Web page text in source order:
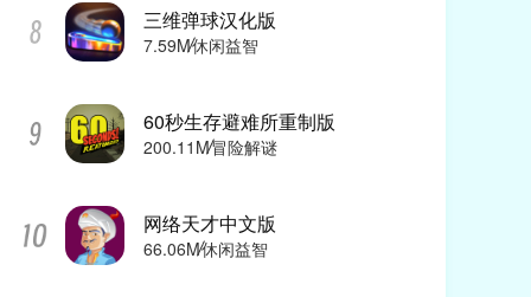
三维弹球汉化版
7.59M休闲益智
60秒生存避难所重制版
200.11M冒险解谜
网络天才中文版
66.06M休闲益智